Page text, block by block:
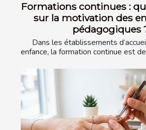
Formations continues :
sur la motivation des
pédagogiques
Dans les établissements
enfance, la formation continue est